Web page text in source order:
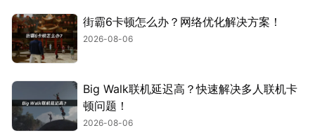
街霸6卡顿怎么办？网络优化解决方案！
2026-08-06
Big Walk联机延迟高？快速解决多人联机卡
顿问题！
2026-08-06